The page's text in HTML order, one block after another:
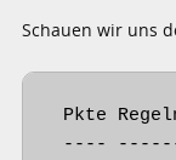
Schauen wir uns
Pkte
----